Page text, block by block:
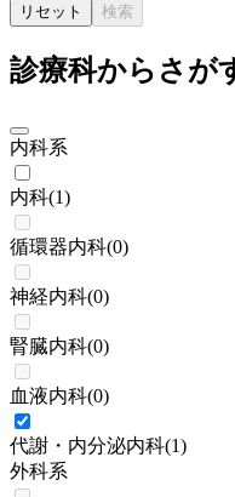
リセット 検索
診療科からさが
内科系
内科(1)
循環器内科(0)
神経内科(0)
腎臓内科(0)
血液内科(0)
代謝・内分泌内科(1)
外科系